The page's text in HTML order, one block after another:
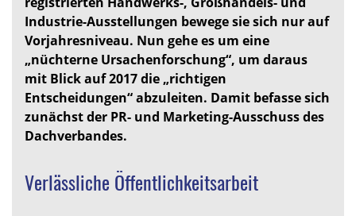
Industrie-Ausstellungen bewege sie sich nur auf
Vorjahresniveau. Nun gehe es um eine
„nüchterne Ursachenforschung“, um daraus
mit Blick auf 2017 die „richtigen
Entscheidungen“ abzuleiten. Damit befasse sich
zunächst der PR- und Marketing-Ausschuss des
Dachverbandes.
Verlässliche Öffentlichkeitsarbeit